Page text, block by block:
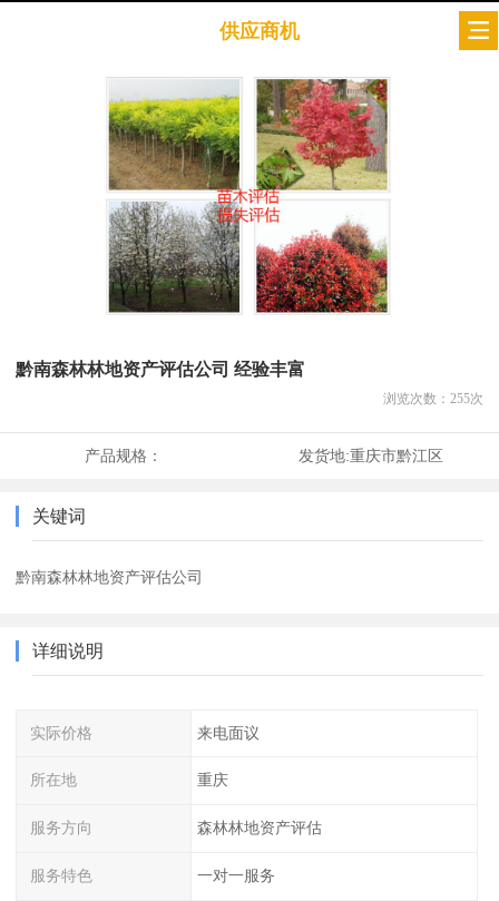
供应商机
黔南森林林地资产评估公司 经验丰富
浏览次数： 255次
产品规格： 发货地:重庆市黔江区
关键词
黔南森林林地资产评估公司
详细说明
实际价格 来电面议
所在地 重庆
服务方向 森林林地资产评估
服务特色 一对一服务